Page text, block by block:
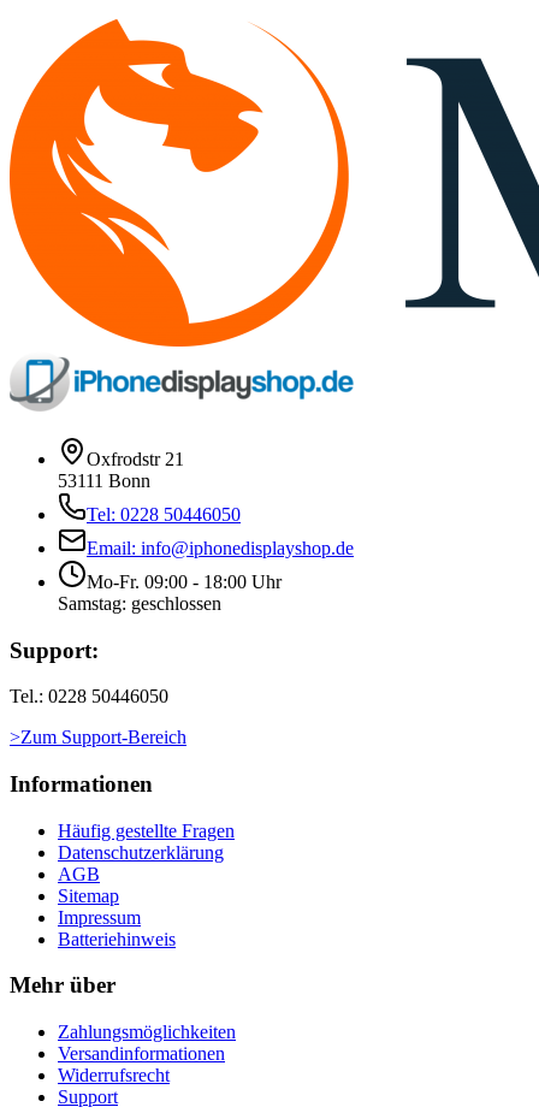
Oxfrodstr 21
53111 Bonn
Tel: 0228 50446050
Email: info@iphonedisplayshop.de
Mo-Fr. 09:00 - 18:00 Uhr
Samstag: geschlossen
Support:
Tel.: 0228 50446050
>Zum Support-Bereich
Informationen
Häufig gestellte Fragen
Datenschutzerklärung
AGB
Sitemap
Impressum
Batteriehinweis
Mehr über
Zahlungsmöglichkeiten
Versandinformationen
Widerrufsrecht
Support